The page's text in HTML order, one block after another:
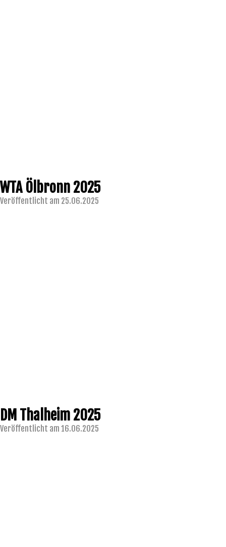
WTA Ölbronn 2025
Veröffentlicht am 25.06.2025
DM Thalheim 2025
Veröffentlicht am 16.06.2025